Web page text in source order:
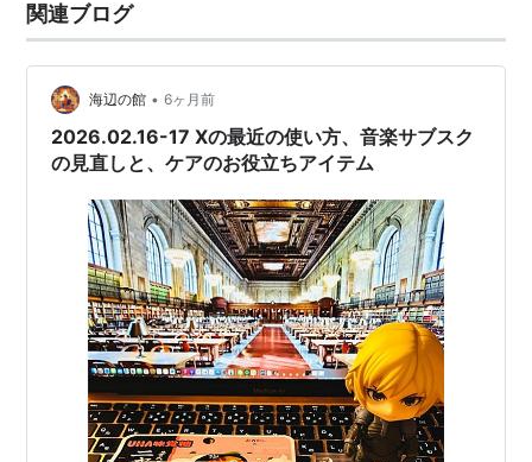
関連ブログ
海辺の館 • 6ヶ月前
2026.02.16-17 Xの最近の使い方、音楽サブスク
の見直しと、ケアのお役立ちアイテム